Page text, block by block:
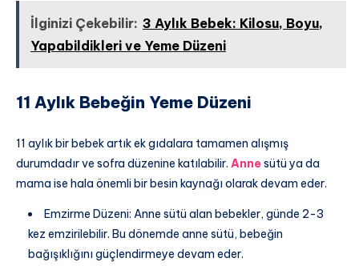
İlginizi Çekebilir: 3 Aylık Bebek: Kilosu, Boyu,
Yapabildikleri ve Yeme Düzeni
11 Aylık Bebeğin Yeme Düzeni
11 aylık bir bebek artık ek gıdalara tamamen alışmış
durumdadır ve sofra düzenine katılabilir. Anne sütü ya da
mama ise hala önemli bir besin kaynağı olarak devam eder.
Emzirme Düzeni: Anne sütü alan bebekler, günde 2-3
kez emzirilebilir. Bu dönemde anne sütü, bebeğin
bağışıklığını güçlendirmeye devam eder.